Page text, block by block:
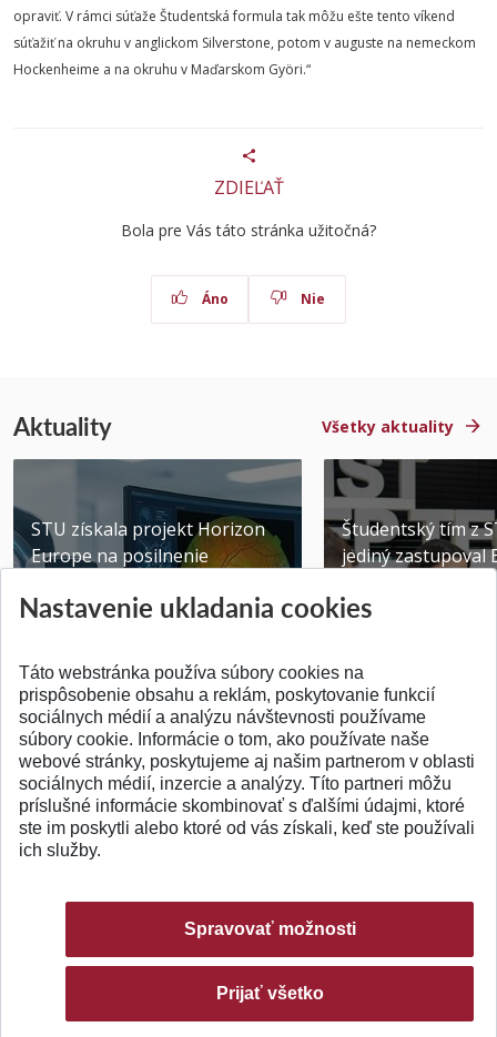
opraviť. V rámci súťaže Študentská formula tak môžu ešte tento víkend
súťažiť na okruhu v anglickom Silverstone, potom v auguste na nemeckom
Hockenheime a na okruhu v Maďarskom Györi.“
ZDIEĽAŤ
Bola pre Vás táto stránka užitočná?
Áno Nie
Aktuality Všetky aktuality
STU získala projekt Horizon
Europe na posilnenie
Publikované 31.07.2026
Študentský tím z
jediný zastupoval
Publikované
SPÄŤ NA VRCH
Nastavenie ukladania cookies
Táto webstránka používa súbory cookies na
prispôsobenie obsahu a reklám, poskytovanie funkcií
sociálnych médií a analýzu návštevnosti používame
súbory cookie. Informácie o tom, ako používate naše
webové stránky, poskytujeme aj našim partnerom v oblasti
sociálnych médií, inzercie a analýzy. Títo partneri môžu
príslušné informácie skombinovať s ďalšími údajmi, ktoré
ste im poskytli alebo ktoré od vás získali, keď ste používali
ich služby.
Spravovať možnosti
Prijať všetko